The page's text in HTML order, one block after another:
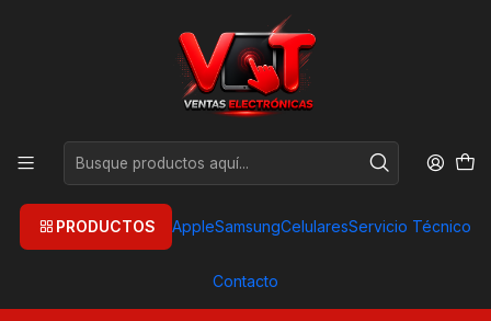
PRODUCTOS AppleSamsungCelularesServicio Técnico
Contacto